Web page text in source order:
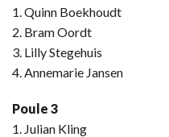
1. Quinn Boekhoudt
2. Bram Oordt
3. Lilly Stegehuis
4. Annemarie Jansen
Poule 3
1. Julian Kling